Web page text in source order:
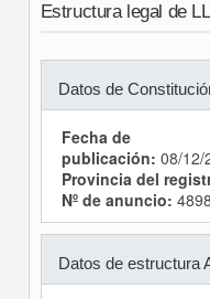
Estructura legal de
Datos de
Fecha de
publicación: 08/12/
Provincia del
Nº de anuncio:
Datos de estructura